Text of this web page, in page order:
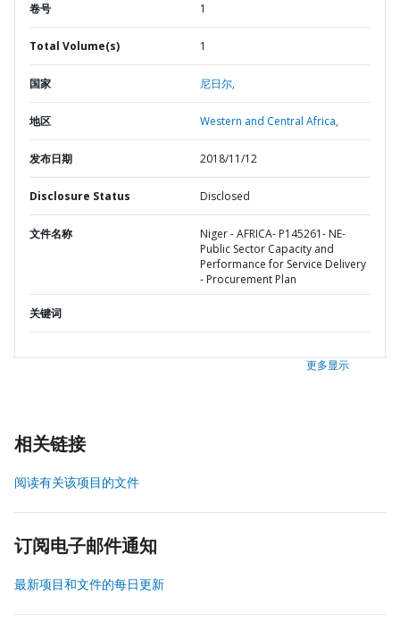
卷号 1
Total Volume(s) 1
国家 尼日尔,
地区 Western and Central Africa,
发布日期 2018/11/12
Disclosure Status Disclosed
文件名称
Niger - AFRICA- P145261- NE-
Public Sector Capacity and
Performance for Service Delivery
- Procurement Plan
关键词
更多显示
相关链接
阅读有关该项目的文件
订阅电子邮件通知
最新项目和文件的每日更新